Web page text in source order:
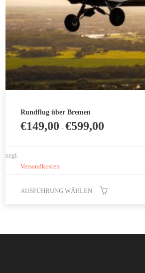
Produktseite
gewählt
werden
Rundflug über Bremen
€149,00 –€599,00
zzgl.
Versandkosten
AUSFÜHRUNG WÄHLEN
weist